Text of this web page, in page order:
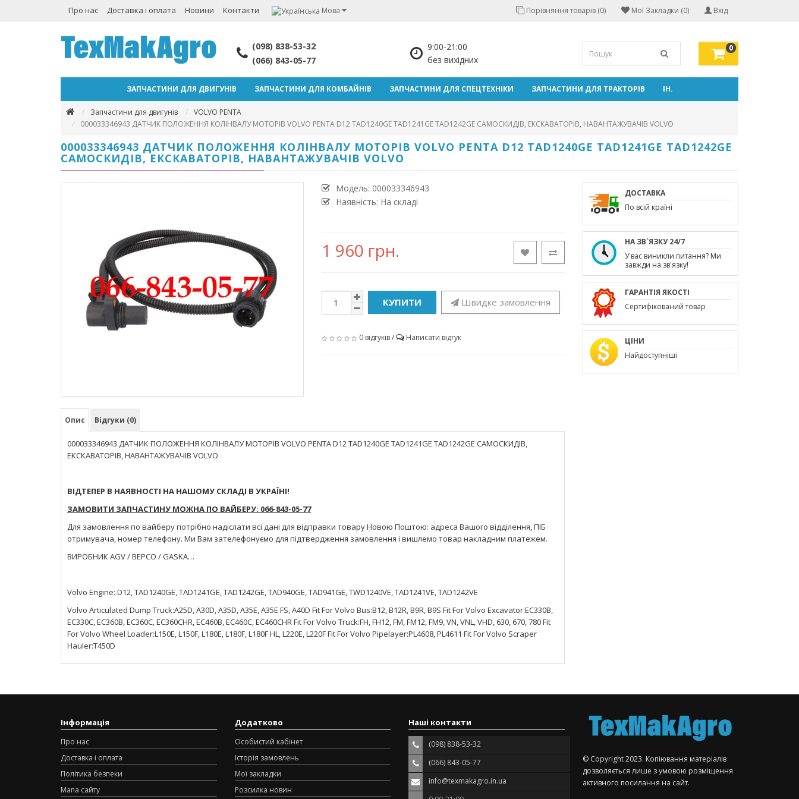
Про нас Доставка і оплата Новини Контакти Мова Вхід
Мої Закладки (0)
Порівняння товарів (0)
(098) 838-53-32
(066) 843-05-77
9:00-21:00
без вихідних
0
ЗАПЧАСТИНИ ДЛЯ ДВИГУНІВ ЗАПЧАСТИНИ ДЛЯ КОМБАЙНІВ ЗАПЧАСТИНИ ДЛЯ СПЕЦТЕХНІКИ ЗАПЧАСТИНИ ДЛЯ ТРАКТОРІВ ІН.
Запчастини для двигунів
VOLVO PENTA
000033346943 ДАТЧИК ПОЛОЖЕННЯ КОЛІНВАЛУ МОТОРІВ VOLVO PENTA D12 TAD1240GE TAD1241GE TAD1242GE САМОСКИДІВ, ЕКСКАВАТОРІВ, НАВАНТАЖУВАЧІВ VOLVO
000033346943 ДАТЧИК ПОЛОЖЕННЯ КОЛІНВАЛУ МОТОРІВ VOLVO PENTA D12 TAD1240GE TAD1241GE TAD1242GE
САМОСКИДІВ, ЕКСКАВАТОРІВ, НАВАНТАЖУВАЧІВ VOLVO
Модель: 000033346943
Наявність: На складі
1 960 грн.
КУПИТИ Швидке замовлення
0 відгуків/ Написати відгук
Опис Відгуки (0)
000033346943 ДАТЧИК ПОЛОЖЕННЯ КОЛІНВАЛУ МОТОРІВ VOLVO PENTA D12 TAD1240GE TAD1241GE TAD1242GE САМОСКИДІВ,
ЕКСКАВАТОРІВ, НАВАНТАЖУВАЧІВ VOLVO
ВІДТЕПЕР В НАЯВНОСТІ НА НАШОМУ СКЛАДІ В УКРАЇНІ!
ЗАМОВИТИ ЗАПЧАСТИНУ МОЖНА ПО ВАЙБЕРУ: 066-843-05-77
Для замовлення по вайберу потрібно надіслати всі дані для відправки товару Новою Поштою: адреса Вашого відділення, ПІБ
отримувача, номер телефону. Ми Вам зателефонуємо для підтвердження замовлення і вишлемо товар накладним платежем.
ВИРОБНИК AGV / BEPCO / GASKA…
Volvo Engine: D12, TAD1240GE, TAD1241GE, TAD1242GE, TAD940GE, TAD941GE, TWD1240VE, TAD1241VE, TAD1242VE
Volvo Articulated Dump Truck:A25D, A30D, A35D, A35E, A35E FS, A40D Fit For Volvo Bus:B12, B12R, B9R, B9S Fit For Volvo Excavator:EC330B,
EC330C, EC360B, EC360C, EC360CHR, EC460B, EC460C, EC460CHR Fit For Volvo Truck:FH, FH12, FM, FM12, FM9, VN, VNL, VHD, 630, 670, 780 Fit
For Volvo Wheel Loader:L150E, L150F, L180E, L180F, L180F HL, L220E, L220F Fit For Volvo Pipelayer:PL4608, PL4611 Fit For Volvo Scraper
Hauler:T450D
ДОСТАВКА
По всій країні
НА ЗВ`ЯЗКУ 24/7
У вас виникли питання? Ми
завжди на зв'язку!
ГАРАНТІЯ ЯКОСТІ
Сертифікований товар
ЦІНИ
Найдоступніші
Інформація
Про нас
Доставка і оплата
Політика безпеки
Мапа сайту
Додатково
Особистий кабінет
Історія замовлень
Мої закладки
Розсилка новин
Наші контакти
(098) 838-53-32
(066) 843-05-77
info@texmakagro.in.ua
© Copyright 2023. Копіювання матеріалів
дозволяється лише з умовою розміщення
активного посилання на сайт.